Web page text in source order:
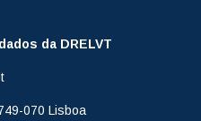
da DRELVT
070 Lisboa